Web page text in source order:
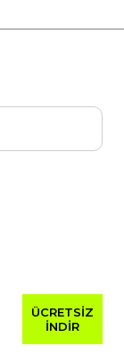
ÜCRETSİZ
İNDİR